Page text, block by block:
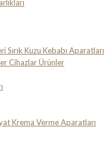
Sırık Kuzu Kebabı Aparatları
Cihazlar Ürünler
Krema Verme Aparatları